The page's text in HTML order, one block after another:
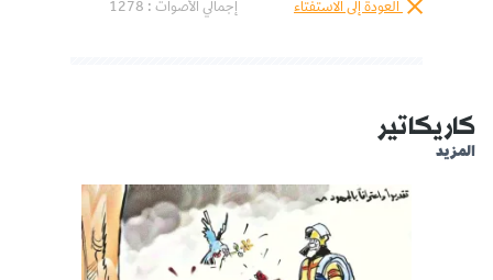
العودة إلى الاستفتاء إجمالي الأصوات : 1278
كاريكاتير
المزيد